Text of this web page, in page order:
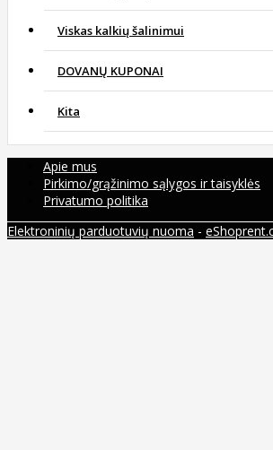
Viskas kalkių šalinimui
DOVANŲ KUPONAI
Kita
Apie mus
Pirkimo/grąžinimo sąlygos ir taisyklės
Privatumo politika
Elektroninių parduotuvių nuoma -